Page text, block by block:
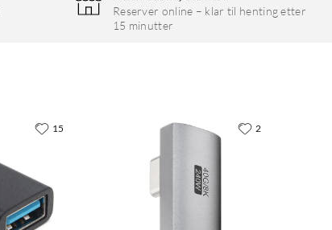
Reserver online – klar til henting etter
15 minutter
15 2